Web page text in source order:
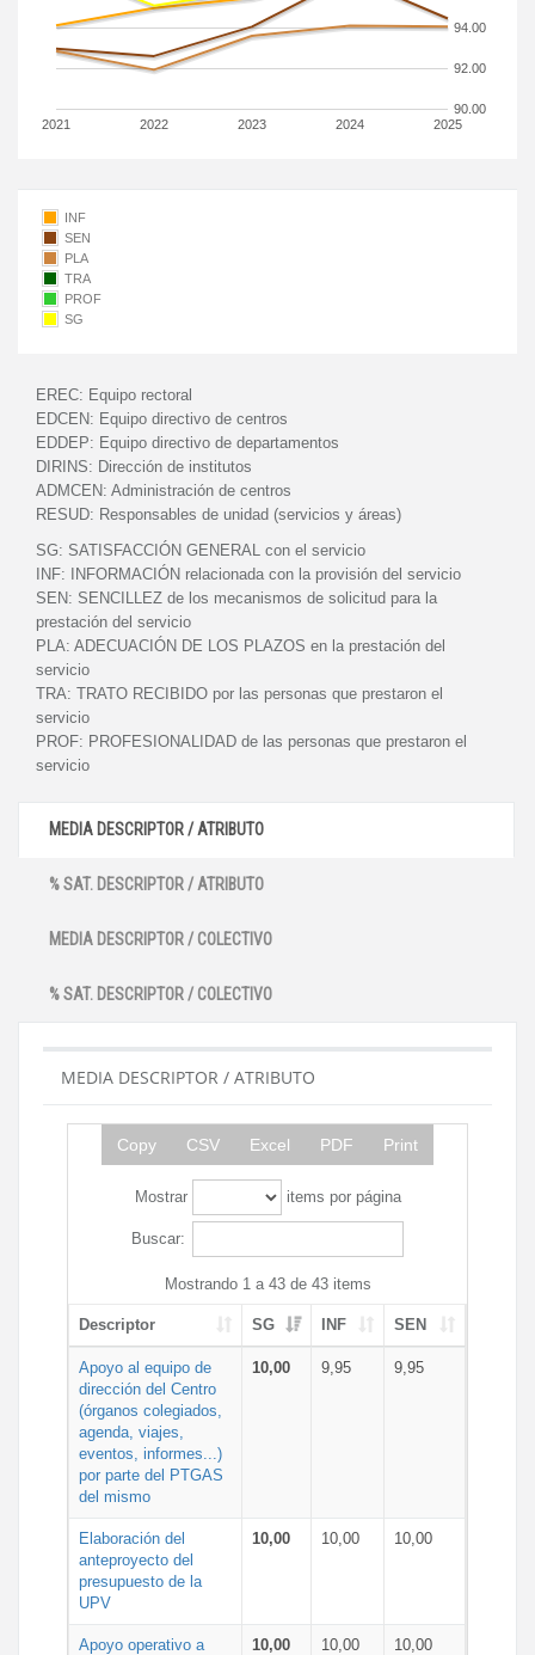
2021 2022 2023 2024 2025
90.00
92.00
94.00
INF
SEN
PLA
TRA
PROF
SG
EREC: Equipo rectoral
EDCEN: Equipo directivo de centros
EDDEP: Equipo directivo de departamentos
DIRINS: Dirección de institutos
ADMCEN: Administración de centros
RESUD: Responsables de unidad (servicios y áreas)
SG: SATISFACCIÓN GENERAL con el servicio
INF:
INFORMACIÓN relacionada con la provisión del servicio
SEN: SENCILLEZ de los mecanismos de solicitud para la
prestación del servicio
PLA: ADECUACIÓN DE LOS PLAZOS en la prestación del
servicio
TRA: TRATO RECIBIDO por las personas que prestaron el
servicio
PROF: PROFESIONALIDAD de las personas que prestaron el
servicio
MEDIA DESCRIPTOR / ATRIBUTO
% SAT. DESCRIPTOR / ATRIBUTO
MEDIA DESCRIPTOR / COLECTIVO
% SAT. DESCRIPTOR / COLECTIVO
MEDIA DESCRIPTOR / ATRIBUTO
Copy CSV Excel PDF Print
Mostrar items por página
Buscar:
Mostrando 1 a 43 de 43 items
Descriptor SG INF SEN
Apoyo al equipo de
dirección del Centro
(órganos colegiados,
agenda, viajes,
eventos, informes...)
por parte del PTGAS
del mismo
10,00 9,95 9,95
Elaboración del
anteproyecto del
presupuesto de la
UPV
10,00 10,00 10,00
Apoyo operativo a
10,00 10,00 10,00